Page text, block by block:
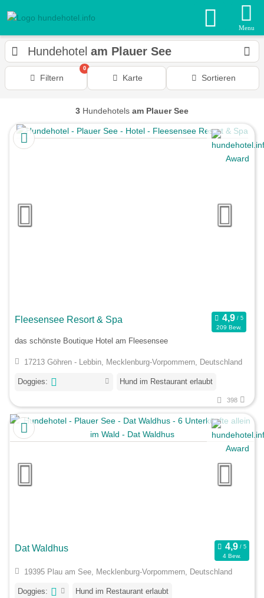
Menu
Hundehotel am Plauer See
Filtern
0
Karte Sortieren
3 Hundehotels am Plauer See
Fleesensee Resort & Spa
209 Bew.
das schönste Boutique Hotel am Fleesensee
17213 Göhren - Lebbin, Mecklenburg-Vorpommern, Deutschland
Doggies: Hund im Restaurant erlaubt
398
Dat Waldhus
4 Bew.
19395 Plau am See, Mecklenburg-Vorpommern, Deutschland
Doggies: Hund im Restaurant erlaubt